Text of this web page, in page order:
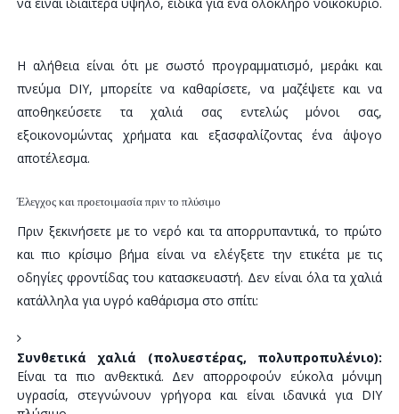
Η αλήθεια είναι ότι με σωστό προγραμματισμό, μεράκι και
πνεύμα DIY, μπορείτε να καθαρίσετε, να μαζέψετε και να
αποθηκεύσετε τα χαλιά σας εντελώς μόνοι σας,
εξοικονομώντας χρήματα και εξασφαλίζοντας ένα άψογο
αποτέλεσμα.
Έλεγχος και προετοιμασία πριν το πλύσιμο
Πριν ξεκινήσετε με το νερό και τα απορρυπαντικά, το πρώτο
και πιο κρίσιμο βήμα είναι να ελέγξετε την ετικέτα με τις
οδηγίες φροντίδας του κατασκευαστή. Δεν είναι όλα τα χαλιά
κατάλληλα για υγρό καθάρισμα στο σπίτι:
Συνθετικά χαλιά (πολυεστέρας, πολυπροπυλένιο):
Είναι τα πιο ανθεκτικά. Δεν απορροφούν εύκολα μόνιμη
υγρασία, στεγνώνουν γρήγορα και είναι ιδανικά για DIY